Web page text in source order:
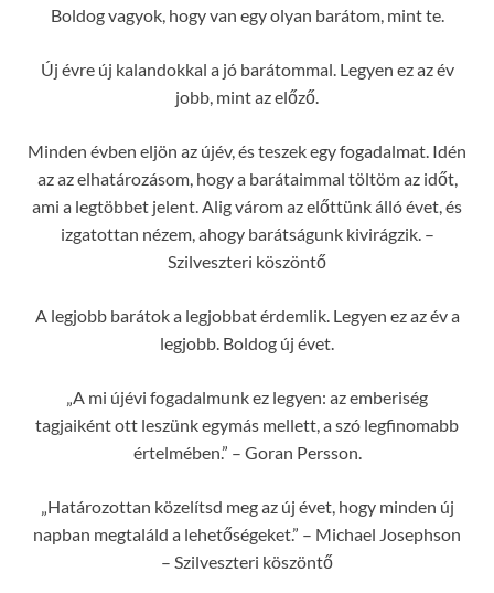
Boldog vagyok, hogy van egy olyan barátom, mint te.
Új évre új kalandokkal a jó barátommal. Legyen ez az év
jobb, mint az előző.
Minden évben eljön az újév, és teszek egy fogadalmat. Idén
az az elhatározásom, hogy a barátaimmal töltöm az időt,
ami a legtöbbet jelent. Alig várom az előttünk álló évet, és
izgatottan nézem, ahogy barátságunk kivirágzik. –
Szilveszteri köszöntő
A legjobb barátok a legjobbat érdemlik. Legyen ez az év a
legjobb. Boldog új évet.
„A mi újévi fogadalmunk ez legyen: az emberiség
tagjaiként ott leszünk egymás mellett, a szó legfinomabb
értelmében.” – Goran Persson.
„Határozottan közelítsd meg az új évet, hogy minden új
napban megtaláld a lehetőségeket.” – Michael Josephson
– Szilveszteri köszöntő